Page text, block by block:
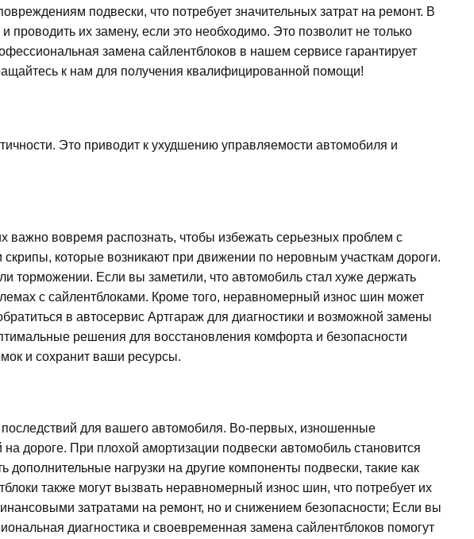
подвески, что потребует значительных затрат на ремонт. В
их замену, если это необходимо. Это позволит не только
замена сайлентблоков в нашем сервисе гарантирует
к нам для получения квалифицированной помощи!
Это приводит к ухудшению управляемости автомобиля и
важно вовремя распознать, чтобы избежать серьезных проблем с
которые возникают при движении по неровным участкам дороги.
торможении. Если вы заметили, что автомобиль стал хуже держать
с сайлентблоками. Кроме того, неравномерный износ шин может
в автосервис Артгараж для диагностики и возможной замены
решения для восстановления комфорта и безопасности
и сохранит ваши ресурсы.
для вашего автомобиля. Во-первых, изношенные
дороге. При плохой амортизации подвески автомобиль становится
нагрузки на другие компоненты подвески, такие как
также могут вызвать неравномерный износ шин, что потребует их
затратами на ремонт, но и снижением безопасности; Если вы
диагностика и своевременная замена сайлентблоков помогут